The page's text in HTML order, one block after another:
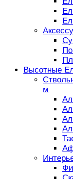
Высотные
м